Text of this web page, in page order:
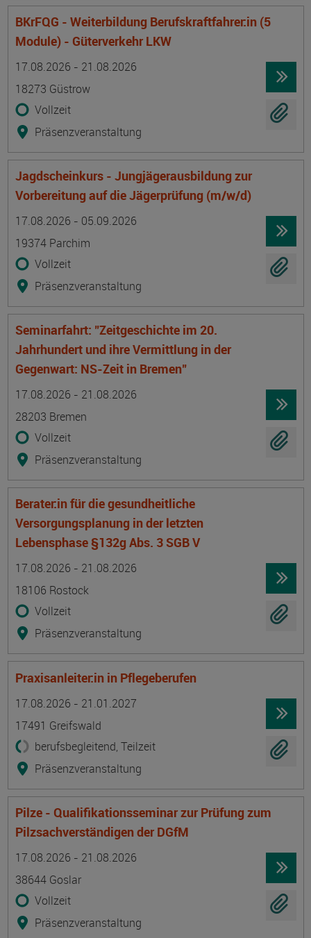
BKrFQG - Weiterbildung Berufskraftfahrer:in (5
Module) - Güterverkehr LKW
17.08.2026 - 21.08.2026
18273 Güstrow
Vollzeit
Präsenzveranstaltung
Jagdscheinkurs - Jungjägerausbildung zur
Vorbereitung auf die Jägerprüfung (m/w/d)
17.08.2026 - 05.09.2026
19374 Parchim
Vollzeit
Präsenzveranstaltung
Seminarfahrt: "Zeitgeschichte im 20.
Jahrhundert und ihre Vermittlung in der
Gegenwart: NS-Zeit in Bremen"
17.08.2026 - 21.08.2026
28203 Bremen
Vollzeit
Präsenzveranstaltung
Berater:in für die gesundheitliche
Versorgungsplanung in der letzten
Lebensphase §132g Abs. 3 SGB V
17.08.2026 - 21.08.2026
18106 Rostock
Vollzeit
Präsenzveranstaltung
Praxisanleiter:in in Pflegeberufen
17.08.2026 - 21.01.2027
17491 Greifswald
berufsbegleitend, Teilzeit
Präsenzveranstaltung
Pilze - Qualifikationsseminar zur Prüfung zum
Pilzsachverständigen der DGfM
17.08.2026 - 21.08.2026
38644 Goslar
Vollzeit
Präsenzveranstaltung